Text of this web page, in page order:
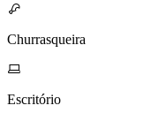
Churrasqueira
Escritório